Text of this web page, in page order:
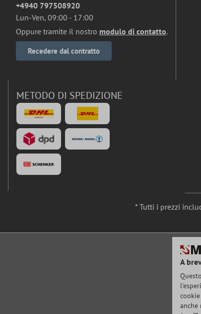
+4940 797508920
Lun-Ven, 09:00 - 17:00
Oppure tramite il nostro modulo di contatto.
Recedere dal contratto
METODO DI SPEDIZIONE
* Tutti i prezzi
A
anche